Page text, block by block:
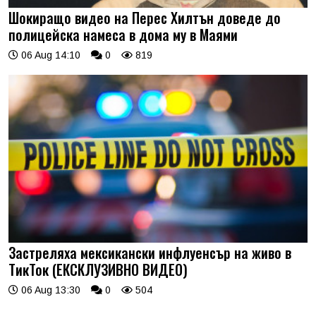
Шокиращо видео на Перес Хилтън доведе до
полицейска намеса в дома му в Маями
06 Aug 14:10 0 819
Застреляха мексикански инфлуенсър на живо в
ТикТок (ЕКСКЛУЗИВНО ВИДЕО)
06 Aug 13:30 0 504